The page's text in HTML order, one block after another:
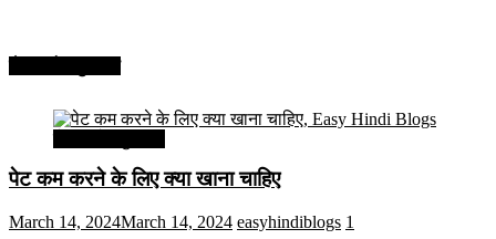
पेट कम करने के लिए क्या खाना चाहिए
March 14, 2024March 14, 2024 easyhindiblogs 1